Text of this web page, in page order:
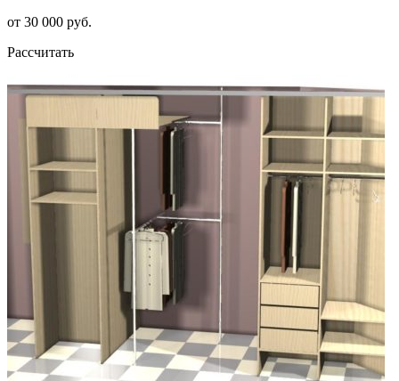
от 30 000 руб.
Рассчитать